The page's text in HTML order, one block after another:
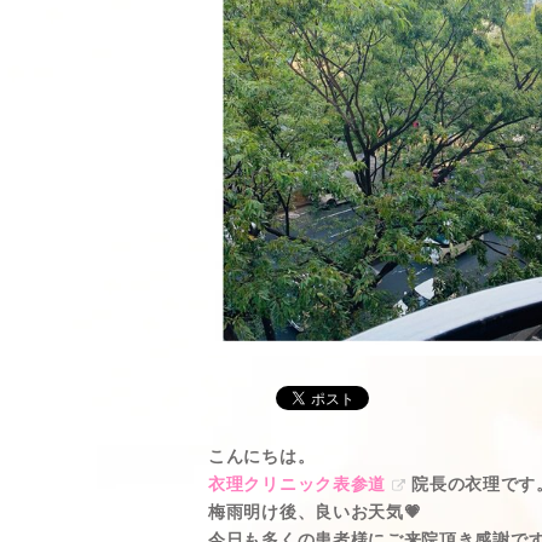
こんにちは。
衣理クリニック表参道
院長の衣理です
梅雨明け後、良いお天気💗